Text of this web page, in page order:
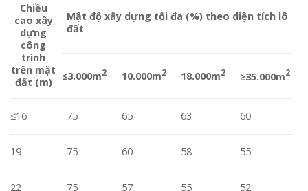
Chiều
cao xây
dựng
công
trình
trên mặt
đất (m)
Mật độ xây dựng tối đa (%) theo diện tích lô
đất
≤3.000m2 10.000m2 18.000m2 ≥35.000m2
≤16 75 65 63 60
19 75 60 58 55
22 75 57 55 52